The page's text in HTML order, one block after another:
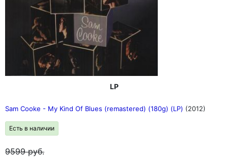
LP
Sam Cooke - My Kind Of Blues (remastered) (180g) (LP) (2012)
Есть в наличии
9599руб.